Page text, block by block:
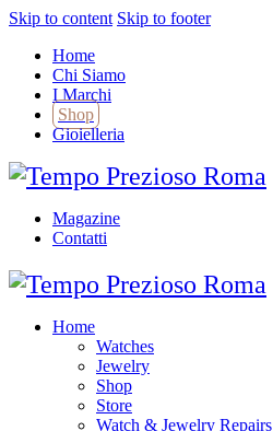
Skip to content Skip to footer
Home
Chi Siamo
I Marchi
Shop
Gioielleria
Magazine
Contatti
Home
Watches
Jewelry
Shop
Store
Watch & Jewelry Repairs